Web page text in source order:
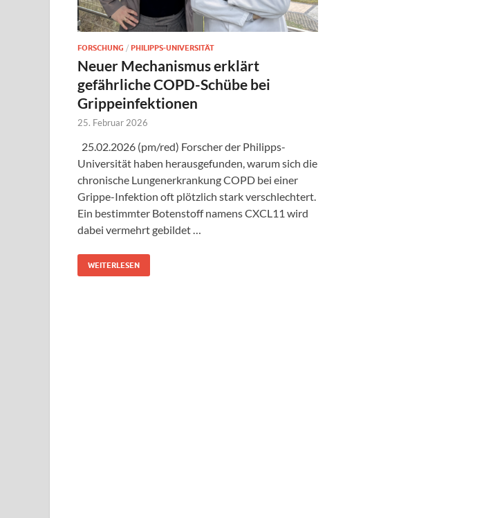
FORSCHUNG / PHILIPPS-UNIVERSITÄT
Neuer Mechanismus erklärt
gefährliche COPD-Schübe bei
Grippeinfektionen
25. Februar 2026
25.02.2026 (pm/red) Forscher der Philipps-
Universität haben herausgefunden, warum sich die
chronische Lungenerkrankung COPD bei einer
Grippe-Infektion oft plötzlich stark verschlechtert.
Ein bestimmter Botenstoff namens CXCL11 wird
dabei vermehrt gebildet …
WEITERLESEN